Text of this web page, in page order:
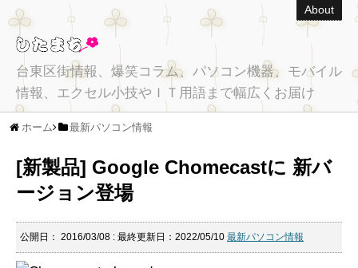
About
台東区街情報、爆笑コラム、パソコン機器、モバイル
情報、エクセル小技やＩＴ用語まで幅広くお届け
ホーム 最新パソコン情報
[新製品] Google Chomecastに 新バ
ージョン登場
公開日： 2016/03/08 : 最終更新日：2022/05/10 最新パソコン情報